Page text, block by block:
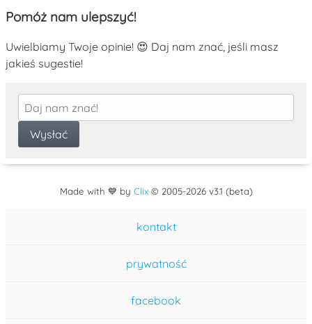
Pomóż nam ulepszyć!
Uwielbiamy Twoje opinie! 😍 Daj nam znać, jeśli masz
jakieś sugestie!
Made with 💙 by Clix© 2005-2026 v3.1 (beta)
kontakt
prywatność
facebook